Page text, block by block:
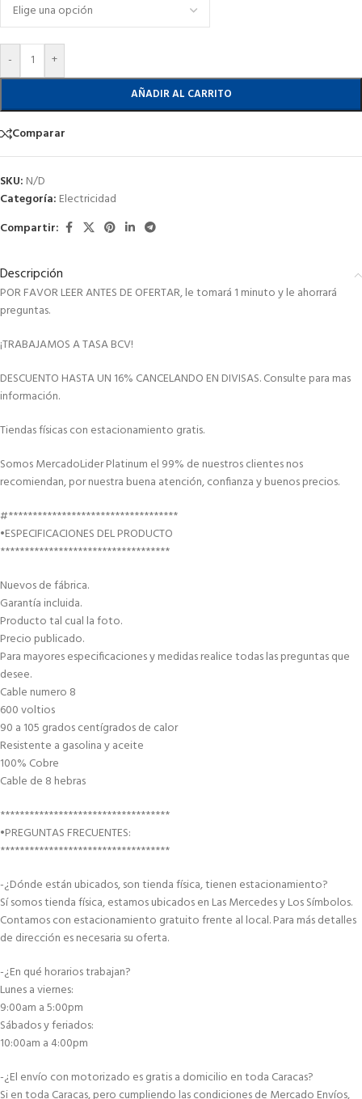
- +
AÑADIR AL CARRITO
Comparar
SKU: N/D
Categoría: Electricidad
Compartir:
Descripción
POR FAVOR LEER ANTES DE OFERTAR, le tomará 1 minuto y le ahorrará
preguntas.
¡TRABAJAMOS A TASA BCV!
DESCUENTO HASTA UN 16% CANCELANDO EN DIVISAS. Consulte para mas
información.
Tiendas físicas con estacionamiento gratis.
Somos MercadoLider Platinum el 99% de nuestros clientes nos
recomiendan, por nuestra buena atención, confianza y buenos precios.
#***********************************
•ESPECIFICACIONES DEL PRODUCTO
***********************************
Nuevos de fábrica.
Garantía incluida.
Producto tal cual la foto.
Precio publicado.
Para mayores especificaciones y medidas realice todas las preguntas que
desee.
Cable numero 8
600 voltios
90 a 105 grados centígrados de calor
Resistente a gasolina y aceite
100% Cobre
Cable de 8 hebras
***********************************
•PREGUNTAS FRECUENTES:
***********************************
-¿Dónde están ubicados, son tienda física, tienen estacionamiento?
Sí somos tienda física, estamos ubicados en Las Mercedes y Los Símbolos.
Contamos con estacionamiento gratuito frente al local. Para más detalles
de dirección es necesaria su oferta.
-¿En qué horarios trabajan?
Lunes a viernes:
9:00am a 5:00pm
Sábados y feriados:
10:00am a 4:00pm
-¿El envío con motorizado es gratis a domicilio en toda Caracas?